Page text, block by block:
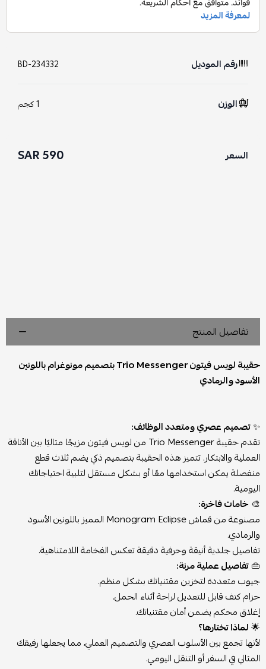
رقم الموديل BD-234332
الوزن 1 كجم
السعر 590 SAR
تفاصيل المنتج
حقيبة لويس فيتون Trio Messenger بتصميم مونوغرام باللونين
الأسود والرمادي
✨تصميم عصري ومتعدد الوظائف:
تقدم حقيبة Trio Messenger من لويس فيتون مزيجًا مثاليًا بين الأناقة
العملية والابتكار. تتميز هذه الحقيبة بتصميم ذكي يضم ثلاث قطع
منفصلة يمكن استخدامها معًا أو بشكل مستقل لتلبية احتياجاتك
اليومية.
🎨خامات فاخرة:
مصنوعة من قماش Monogram Eclipse المميز باللونين الأسود
والرمادي.
تفاصيل جلدية أنيقة وحرفية دقيقة تعكس الفخامة اللامتناهية.
👜تفاصيل عملية مرنة:
جيوب متعددة لتخزين مقتنياتك بشكل منظم.
حزام كتف قابل للتعديل لراحة أثناء الحمل.
إغلاق محكم يضمن أمان مقتنياتك.
🌟لماذا تختارها؟
لأنها تجمع بين الأسلوب العصري والتصميم العملي، مما يجعلها رفيقك
المثالي في السفر أو التنقل اليومي.